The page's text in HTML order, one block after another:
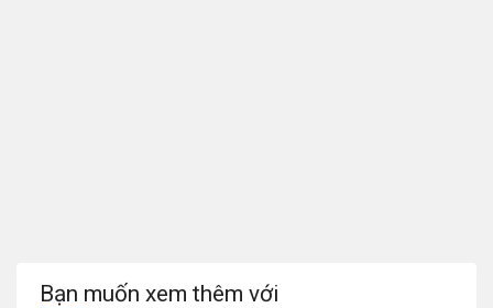
Bạn muốn xem thêm với